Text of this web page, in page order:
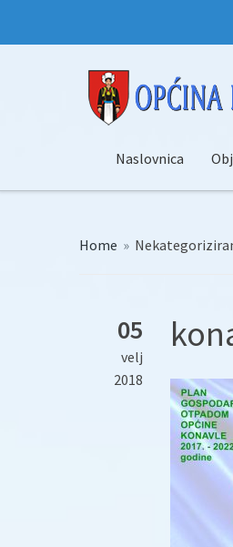
Naslovnica
Home »
05
velj
2018